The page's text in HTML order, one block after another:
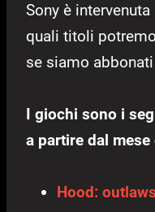
Sony è
quali titoli
se siamo
I giochi sono i
a partire dal
Hood: